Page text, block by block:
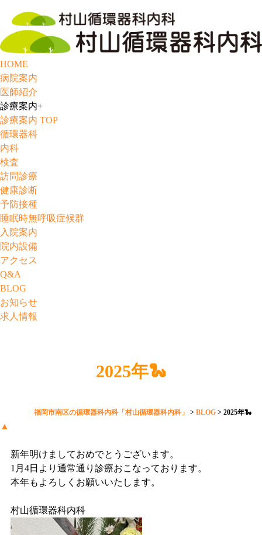
HOME
病院案内
医師紹介
診療案内+
診療案内 TOP
循環器科
内科
検査
訪問診療
健康診断
予防接種
睡眠時無呼吸症候群
入院案内
院内設備
アクセス
Q&A
BLOG
お知らせ
求人情報
2025年🐍
福岡市南区の循環器科内科「村山循環器科内科」 >BLOG >2025年🐍
▲
新年明けましておめでとうございます。
1月4日より通常通り診療おこなっております。
本年もよろしくお願いいたします。
村山循環器科内科